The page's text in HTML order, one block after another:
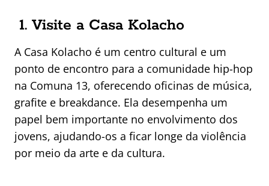
1. Visite a Casa Kolacho
A Casa Kolacho é um centro cultural e um
ponto de encontro para a comunidade hip-hop
na Comuna 13, oferecendo oficinas de música,
grafite e breakdance. Ela desempenha um
papel bem importante no envolvimento dos
jovens, ajudando-os a ficar longe da violência
por meio da arte e da cultura.